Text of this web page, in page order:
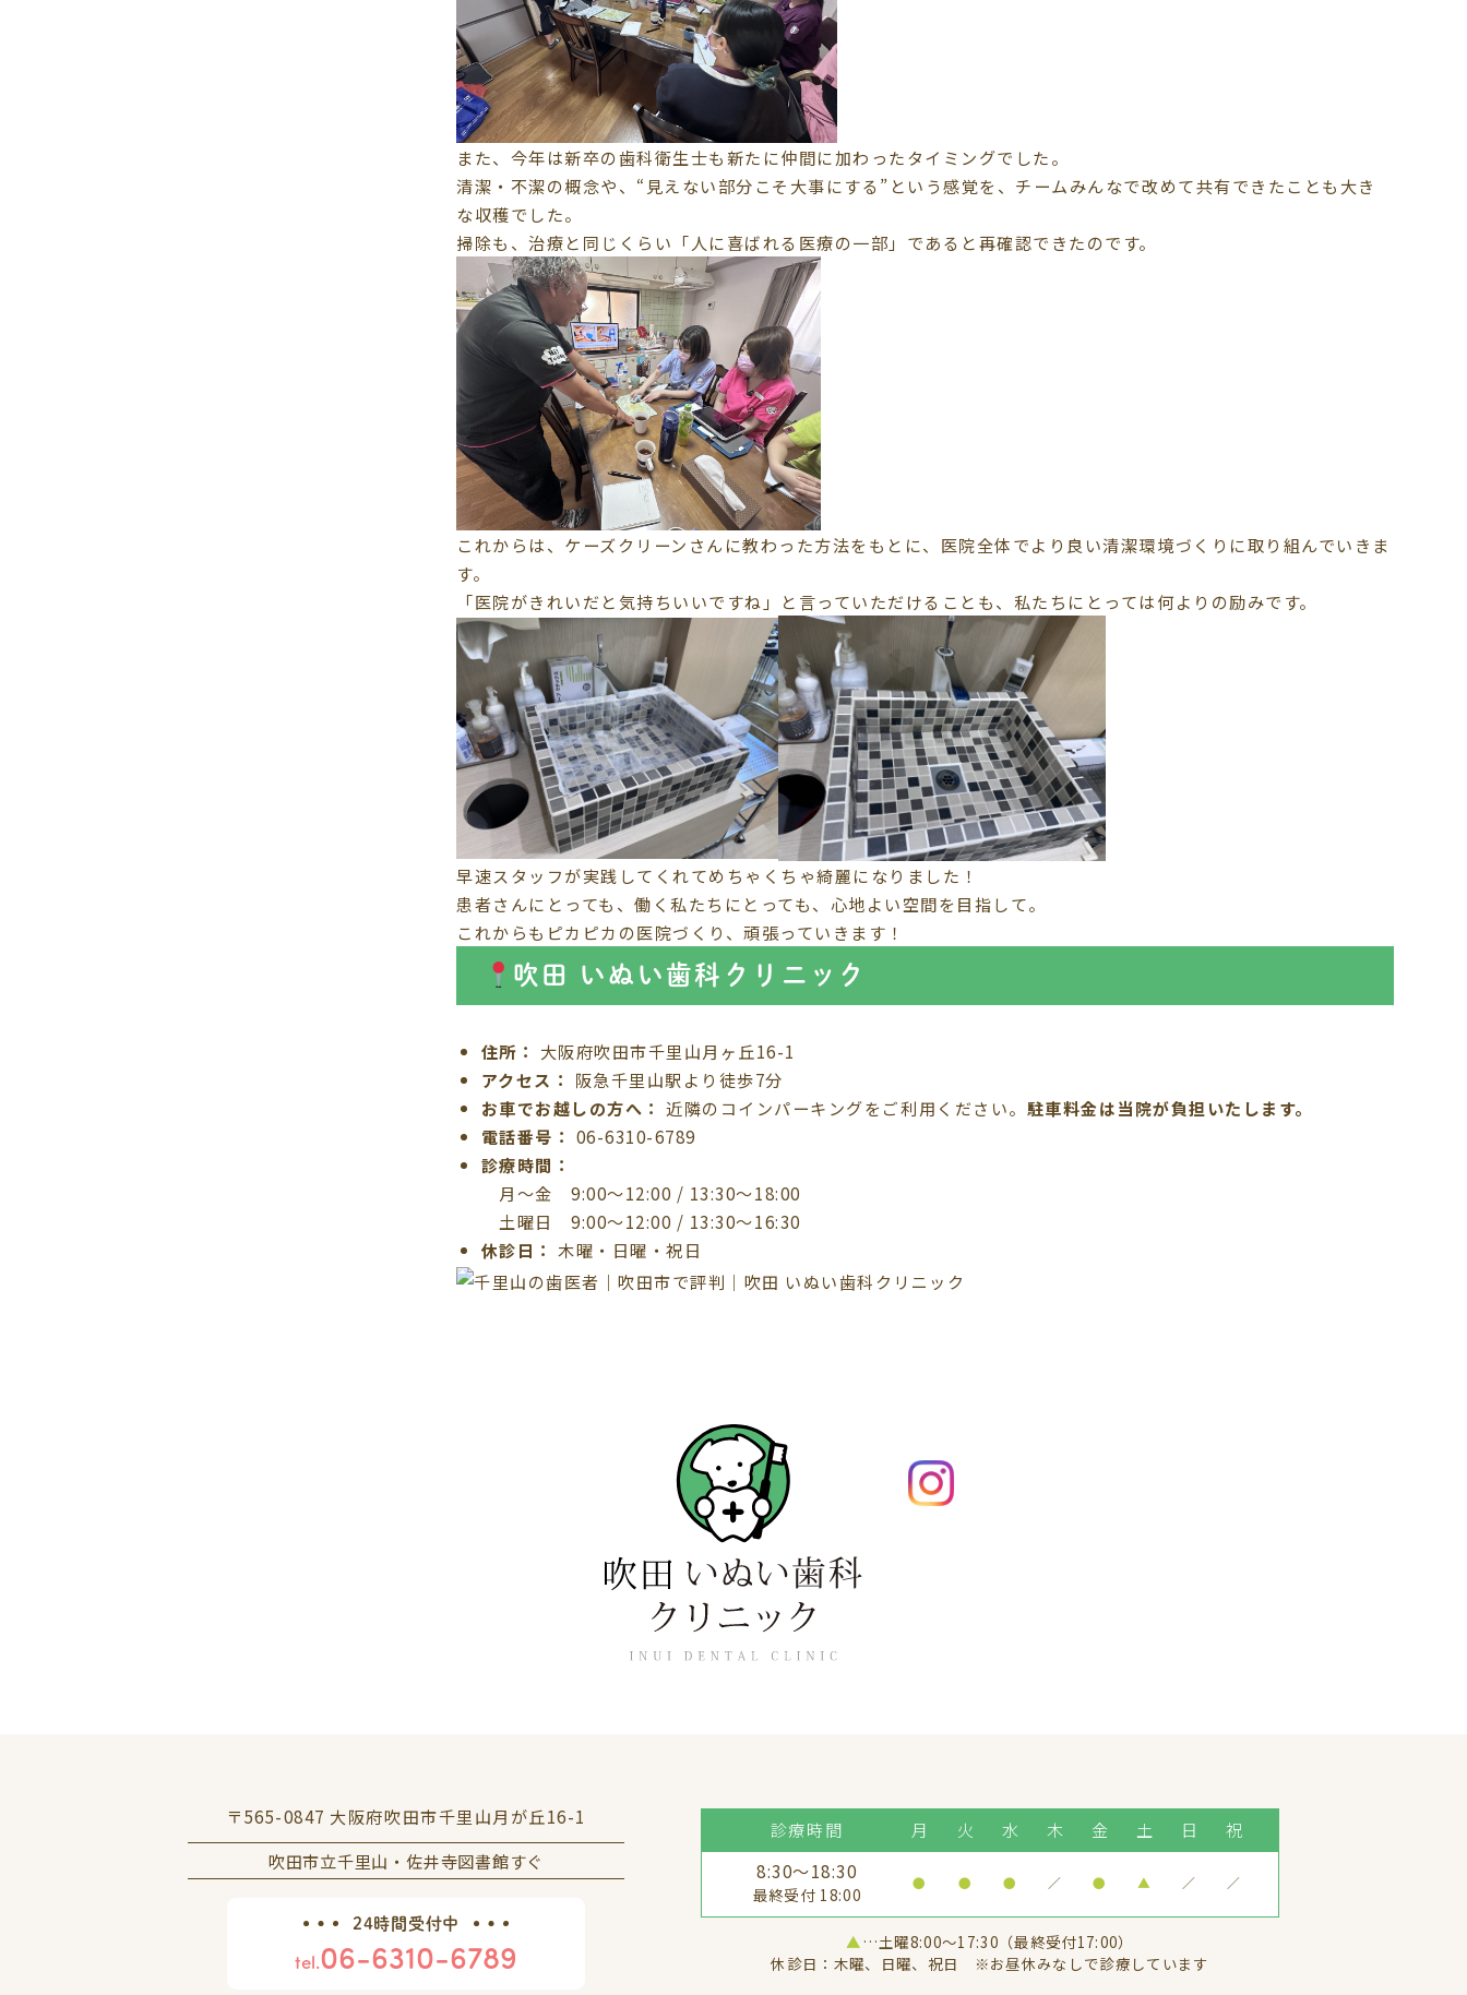
また、今年は新卒の歯科衛生士も新たに仲間に加わったタイミングでした。
清潔・不潔の概念や、“見えない部分こそ大事にする”という感覚を、チームみんなで改めて共有できたことも大き
な収穫でした。
掃除も、治療と同じくらい「人に喜ばれる医療の一部」であると再確認できたのです。
これからは、ケーズクリーンさんに教わった方法をもとに、医院全体でより良い清潔環境づくりに取り組んでいきま
す。
「医院がきれいだと気持ちいいですね」と言っていただけることも、私たちにとっては何よりの励みです。
早速スタッフが実践してくれてめちゃくちゃ綺麗になりました！
患者さんにとっても、働く私たちにとっても、心地よい空間を目指して。
これからもピカピカの医院づくり、頑張っていきます！​
吹田 いぬい歯科クリニック
住所： 大阪府吹田市千里山月ヶ丘16-1
アクセス： 阪急千里山駅より徒歩7分
お車でお越しの方へ： 近隣のコインパーキングをご利用ください。 駐車料金は当院が負担いたします。
電話番号： 06-6310-6789
診療時間：
月〜金 9:00〜12:00 / 13:30〜18:00
土曜日 9:00〜12:00 / 13:30〜16:30
休診日： 木曜・日曜・祝日
〒565-0847 大阪府吹田市千里山月が丘16-1
吹田市立千里山・佐井寺図書館すぐ
24時間受付中
tel.06-6310-6789
診療時間 月 火 水 木 金 土 日
祝
8:30～18:30
最終受付 18:00
● ● ● ／ ● ▲ ／ ／
▲ …土曜8:00〜17:30（最終受付17:00）
休診日：木曜、日曜、祝日
※お昼休みなしで診療しています